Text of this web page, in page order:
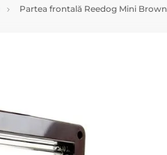
Partea frontală Reedog Mini Brown